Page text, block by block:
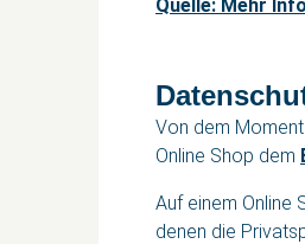
Quelle: Mehr
Von dem
Online Shop dem
Auf einem Online
denen die